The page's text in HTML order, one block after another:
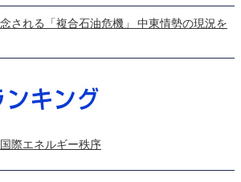
念される「複合石油危機」 中東情勢の現況を
際エネルギー秩序